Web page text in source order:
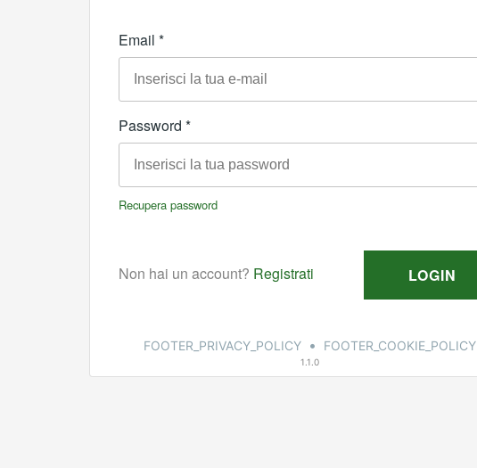
FOOTER_PRIVACY_POLICY • FOOTER_COOKIE_POLICY
1.1.0